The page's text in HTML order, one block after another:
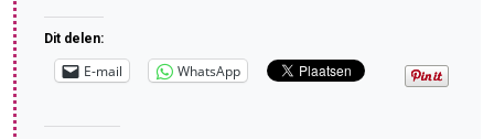
Dit delen:
E-mail WhatsApp